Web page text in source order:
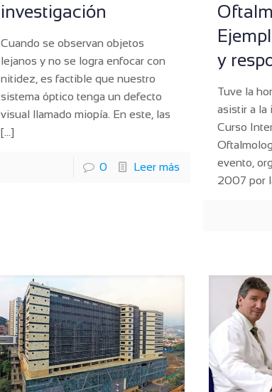
investigación
Cuando se observan objetos
lejanos y no se logra enfocar con
nitidez, es factible que nuestro
sistema óptico tenga un defecto
visual llamado miopía. En este, las
[…]
0 Leer más
y
Tuve la
asistir a la
Curso
evento,
2007 por